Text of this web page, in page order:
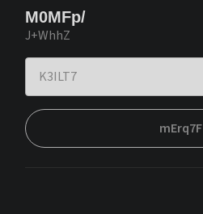
M0MFp/
J+WhhZ
mErq7F